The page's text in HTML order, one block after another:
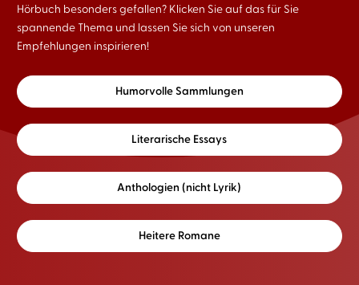
Hörbuch besonders gefallen? Klicken Sie auf das für Sie
spannende Thema und lassen Sie sich von unseren
Empfehlungen inspirieren!
Humorvolle Sammlungen
Literarische Essays
Anthologien (nicht Lyrik)
Heitere Romane